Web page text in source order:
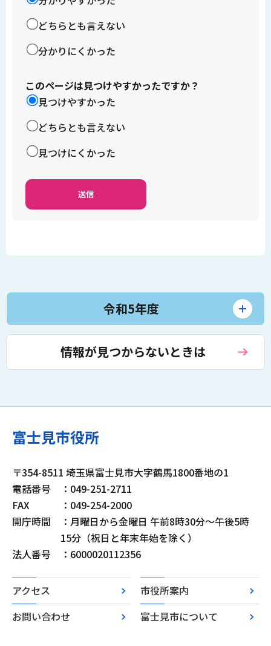
どちらとも言えない
分かりにくかった
このページは見つけやすかったですか？
見つけやすかった
どちらとも言えない
見つけにくかった
令和5年度
情報が見つからないときは
富士見市役所
〒354-8511 埼玉県富士見市大字鶴馬1800番地の1
電話番号
：049-251-2711
FAX
：049-254-2000
開庁時間
：月曜日から金曜日 午前8時30分～午後5時
15分（祝日と年末年始を除く）
法人番号
：6000020112356
アクセス
市役所案内
お問い合わせ
富士見市について